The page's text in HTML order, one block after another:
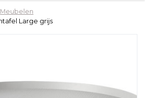
Meubelen
Large grijs